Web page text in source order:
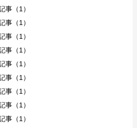
事（1）
事（1）
事（1）
事（1）
事（1）
事（1）
事（1）
事（1）
事（1）